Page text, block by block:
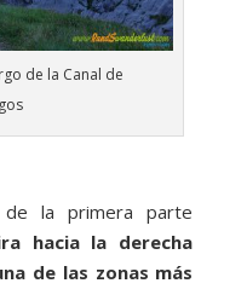
de la Canal de
de la primera parte
hacia la derecha
de las zonas más